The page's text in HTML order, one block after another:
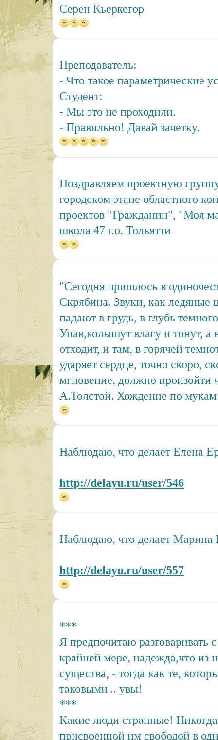
Серен Кьеркегор
Преподаватель:
- Что такое параметрические
Студент:
- Мы это не проходили.
- Правильно! Давай зачетку.
Поздравляем проектную
городском этапе областного
проектов "Гражданин", "Моя
школа 47 г.о. Тольятти
"Сегодня пришлось в
Скрябина. Звуки, как ледяные
падают в грудь, в глубь
Упав,колышут влагу и тонут, а
отходит, и там, в горячей
ударяет сердце, точно скоро,
мгновение, должно произойти
А.Толстой. Хождение по мукам
Наблюдаю, что делает Елена
http://delayu.ru/user/546
Наблюдаю, что делает Марина
http://delayu.ru/user/557
***
Я предпочитаю разговаривать
крайней мере, надежда,что из
существа, - тогда как те,
таковыми... увы!
***
Какие люди странные! Никогда
присвоенной им свободой в